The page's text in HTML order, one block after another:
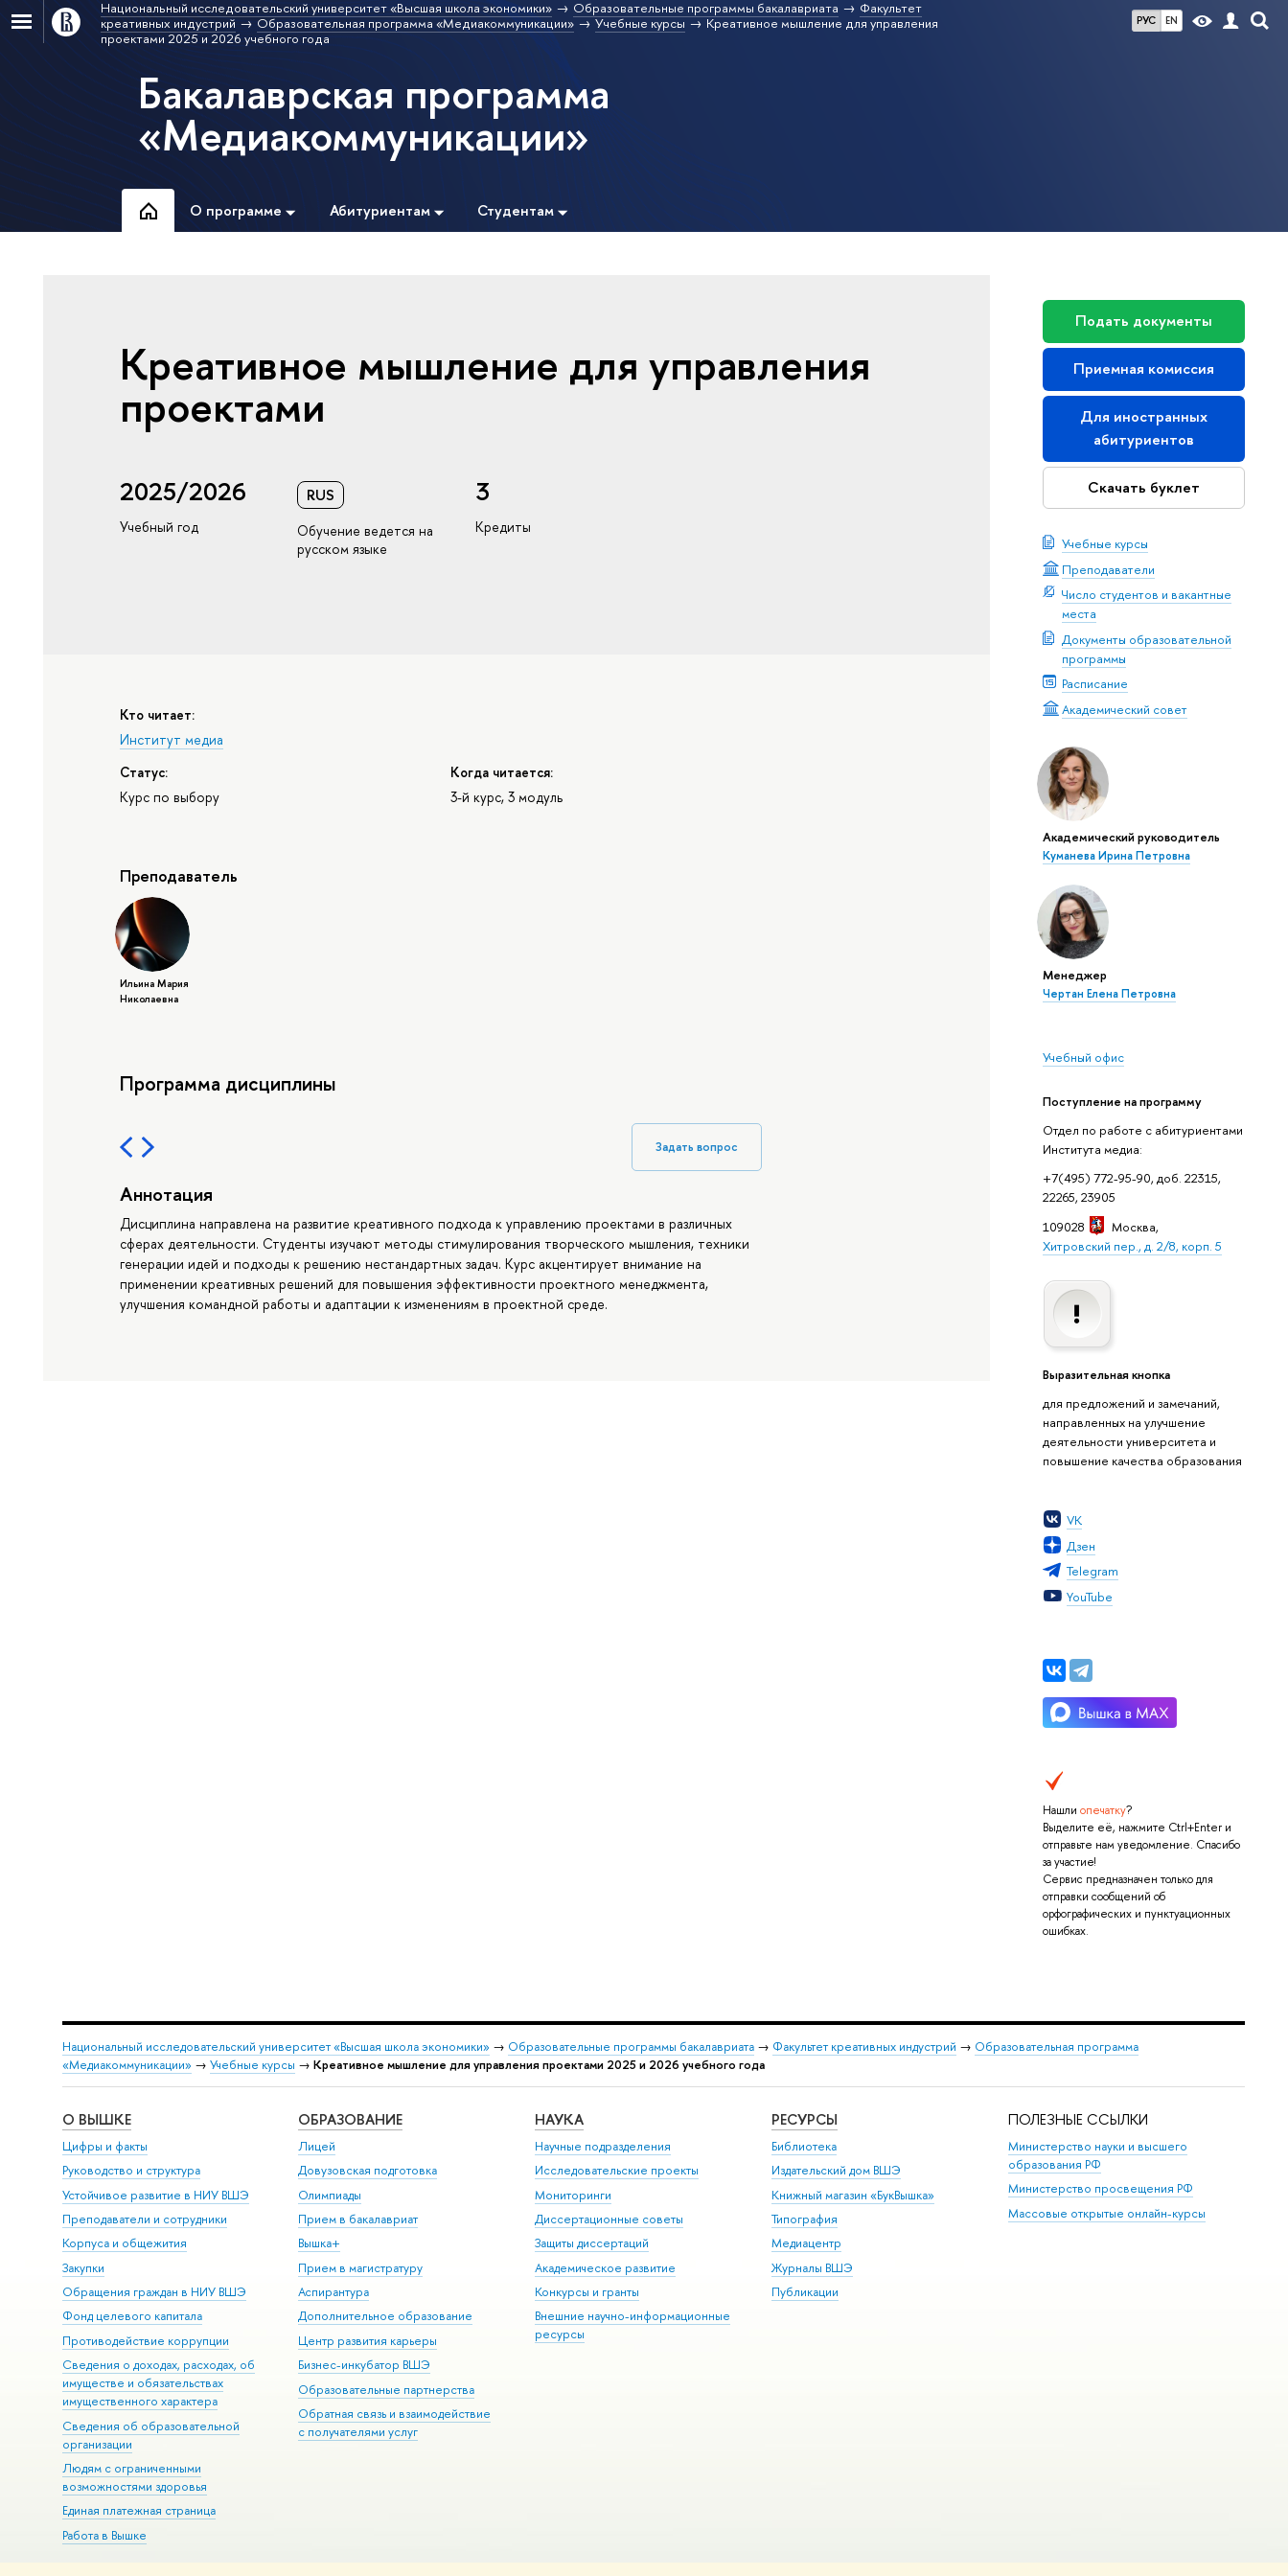
РУС EN
Национальный исследовательский университет «Высшая школа экономики» Образовательные программы бакалавриата
Факультет
креативных индустрий
Образовательная программа «Медиакоммуникации» Учебные курсы
Креативное мышление для управления
проектами 2025 и 2026 учебного года
Бакалаврская программа
«Медиакоммуникации»
О программе Абитуриентам Студентам
Подать документы
Приемная комиссия
Для иностранных
абитуриентов
Скачать буклет
Учебные курсы
Преподаватели
Число студентов и вакантные
места
Документы образовательной
программы
Расписание
Академический совет
Академический руководитель
Куманева Ирина Петровна
Менеджер
Чертан Елена Петровна
Учебный офис
Поступление на программу
Отдел по работе с абитуриентами
Института медиа:
+7(495) 772-95-90, доб. 22315,
22265, 23905
109028
Москва,
Хитровский пер., д. 2/8, корп. 5
Выразительная кнопка
для предложений и замечаний,
направленных на улучшение
деятельности университета и
повышение качества образования
VK
Дзен
Telegram
YouTube
Нашли опечатку?
Выделите её, нажмите Ctrl+Enter и
отправьте нам уведомление. Спасибо
за участие!
Сервис предназначен только для
отправки сообщений об
орфографических и пунктуационных
ошибках.
Креативное мышление для управления
проектами
2025/2026
Учебный год
RUS
Обучение ведется на
русском языке
3
Кредиты
Кто читает:
Институт медиа
Статус:
Курс по выбору
Когда читается:
3-й курс, 3 модуль
Преподаватель
Ильина Мария
Николаевна
Программа дисциплины
Задать вопрос
Аннотация
Дисциплина направлена на развитие креативного подхода к управлению проектами в различных
сферах деятельности. Студенты изучают методы стимулирования творческого мышления, техники
генерации идей и подходы к решению нестандартных задач. Курс акцентирует внимание на
применении креативных решений для повышения эффективности проектного менеджмента,
улучшения командной работы и адаптации к изменениям в проектной среде.
Национальный исследовательский университет «Высшая школа экономики» → Образовательные программы бакалавриата→ Факультет креативных индустрий → Образовательная программа
«Медиакоммуникации» → Учебные курсы → Креативное мышление для управления проектами 2025 и 2026 учебного года
О ВЫШКЕ
Цифры и факты
Руководство и структура
Устойчивое развитие в НИУ ВШЭ
Преподаватели и сотрудники
Корпуса и общежития
Закупки
Обращения граждан в НИУ ВШЭ
Фонд целевого капитала
Противодействие коррупции
Сведения о доходах, расходах, об
имуществе и обязательствах
имущественного характера
Сведения об образовательной
организации
Людям с ограниченными
возможностями здоровья
Единая платежная страница
Работа в Вышке
ОБРАЗОВАНИЕ
Лицей
Довузовская подготовка
Олимпиады
Прием в бакалавриат
Вышка+
Прием в магистратуру
Аспирантура
Дополнительное образование
Центр развития карьеры
Бизнес-инкубатор ВШЭ
Образовательные партнерства
Обратная связь и взаимодействие
с получателями услуг
НАУКА
Научные подразделения
Исследовательские проекты
Мониторинги
Диссертационные советы
Защиты диссертаций
Академическое развитие
Конкурсы и гранты
Внешние научно-информационные
ресурсы
РЕСУРСЫ
Библиотека
Издательский дом ВШЭ
Книжный магазин «БукВышка»
Типография
Медиацентр
Журналы ВШЭ
Публикации
ПОЛЕЗНЫЕ ССЫЛКИ
Министерство науки и высшего
образования РФ
Министерство просвещения РФ
Массовые открытые онлайн-курсы